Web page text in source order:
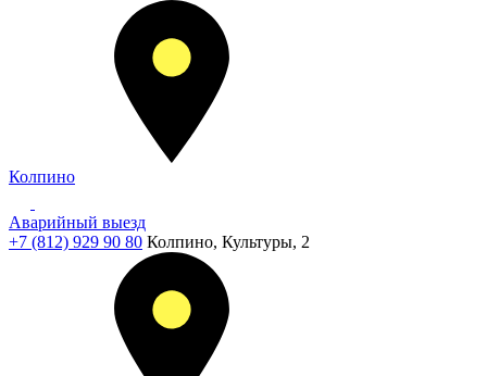
Колпино
Аварийный выезд
+7 (812) 929 90 80 Колпино, Культуры, 2